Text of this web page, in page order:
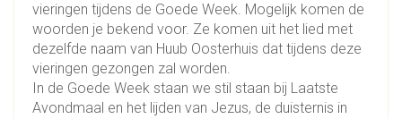
vieringen tijdens de Goede Week. Mogelijk komen de
woorden je bekend voor. Ze komen uit het lied met
dezelfde naam van Huub Oosterhuis dat tijdens deze
vieringen gezongen zal worden.
In de Goede Week staan we stil staan bij Laatste
Avondmaal en het lijden van Jezus, de duisternis in